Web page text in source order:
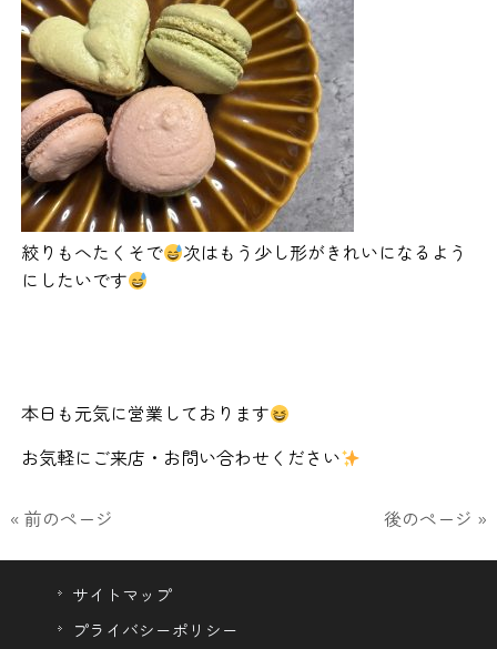
絞りもへたくそで
次はもう少し形がきれいになるよう
にしたいです
本日も元気に営業しております
お気軽にご来店・お問い合わせください
« 前のページ 後のページ »
サイトマップ
プライバシーポリシー